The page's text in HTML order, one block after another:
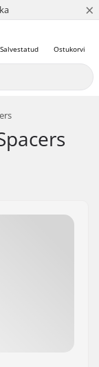
×
Ostukorvi
Salvestatud